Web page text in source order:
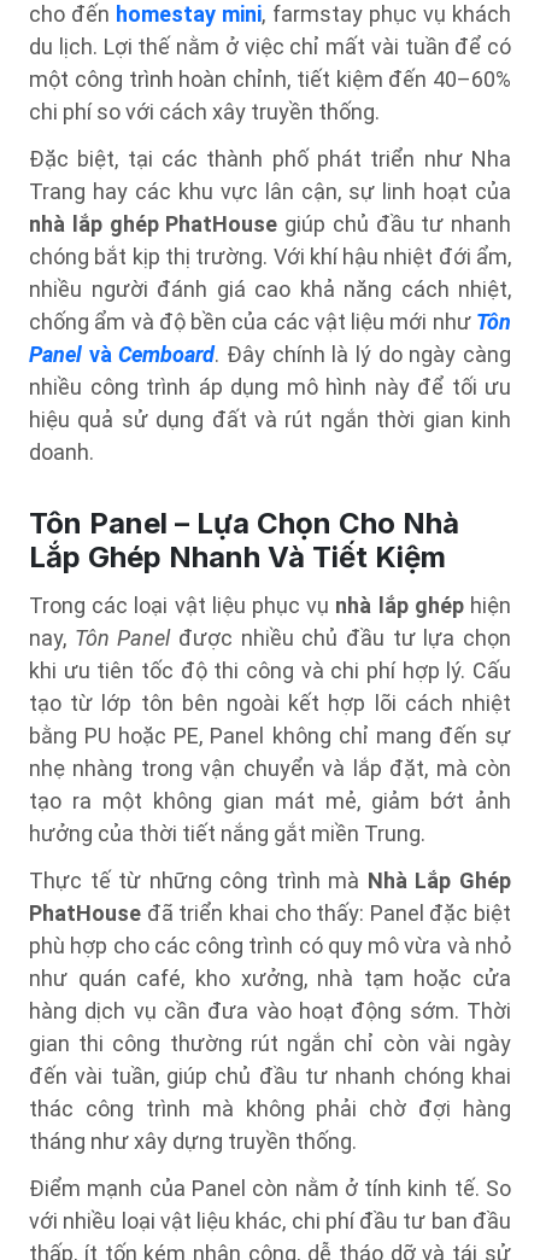
cho đến homestay mini, farmstay phục vụ khách
du lịch. Lợi thế nằm ở việc chỉ mất vài tuần để có
một công trình hoàn chỉnh, tiết kiệm đến 40–60%
chi phí so với cách xây truyền thống.
Đặc biệt, tại các thành phố phát triển như Nha
Trang hay các khu vực lân cận, sự linh hoạt của
nhà lắp ghép PhatHouse giúp chủ đầu tư nhanh
chóng bắt kịp thị trường. Với khí hậu nhiệt đới ẩm,
nhiều người đánh giá cao khả năng cách nhiệt,
chống ẩm và độ bền của các vật liệu mới như Tôn
Panel vàCemboard. Đây chính là lý do ngày càng
nhiều công trình áp dụng mô hình này để tối ưu
hiệu quả sử dụng đất và rút ngắn thời gian kinh
doanh.
Tôn Panel – Lựa Chọn Cho Nhà
Lắp Ghép Nhanh Và Tiết Kiệm
Trong các loại vật liệu phục vụ nhà lắp ghéphiện
nay, Tôn Panelđược nhiều chủ đầu tư lựa chọn
khi ưu tiên tốc độ thi công và chi phí hợp lý. Cấu
tạo từ lớp tôn bên ngoài kết hợp lõi cách nhiệt
bằng PU hoặc PE, Panel không chỉ mang đến sự
nhẹ nhàng trong vận chuyển và lắp đặt, mà còn
tạo ra một không gian mát mẻ, giảm bớt ảnh
hưởng của thời tiết nắng gắt miền Trung.
Thực tế từ những công trình mà Nhà Lắp Ghép
PhatHouse đã triển khai cho thấy: Panel đặc biệt
phù hợp cho các công trình có quy mô vừa và nhỏ
như quán café, kho xưởng, nhà tạm hoặc cửa
hàng dịch vụ cần đưa vào hoạt động sớm. Thời
gian thi công thường rút ngắn chỉ còn vài ngày
đến vài tuần, giúp chủ đầu tư nhanh chóng khai
thác công trình mà không phải chờ đợi hàng
tháng như xây dựng truyền thống.
Điểm mạnh của Panel còn nằm ở tính kinh tế. So
với nhiều loại vật liệu khác, chi phí đầu tư ban đầu
thấp, ít tốn kém nhân công, dễ tháo dỡ và tái sử